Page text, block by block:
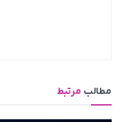
مطالب مرتبط